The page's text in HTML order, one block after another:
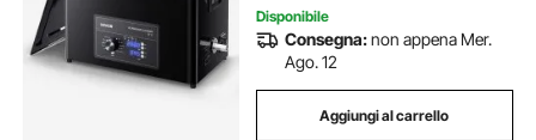
Disponibile
Consegna:non appena Mer.
Ago. 12
Aggiungi al carrello